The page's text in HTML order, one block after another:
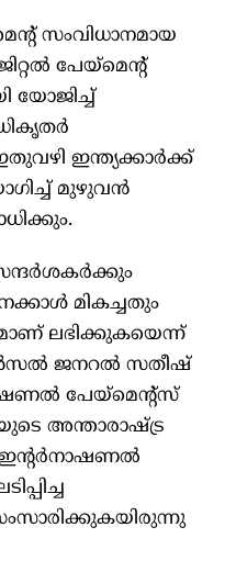
സംവിധാനമായ
പേയ്മെന്റ്
യോജിച്ച്
ഇന്ത്യക്കാര്‍ക്ക്
മുഴുവന്‍
മികച്ചതും
ലഭിക്കുകയെന്ന്
ജനറല്‍ സതീഷ്
പേയ്‌മെന്റ്‌സ്
അന്താരാഷ്ട്ര